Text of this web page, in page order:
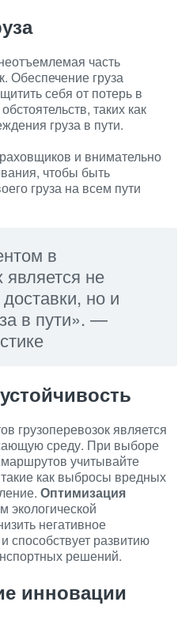
часть
Обеспечение груза
себя от потерь в
таких как
груза в пути.
и внимательно
чтобы быть
груза на всем пути
в
является не
но и
в пути». —
грузоперевозок является
среду. При выборе
учитывайте
как выбросы вредных
Оптимизация
экологической
негативное
способствует развитию
решений.
инновации